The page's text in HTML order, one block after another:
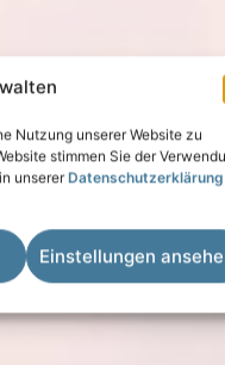
Nutzung unserer Website zu
stimmen Sie der
unsererDatenschutzerklärung
Einstellungen